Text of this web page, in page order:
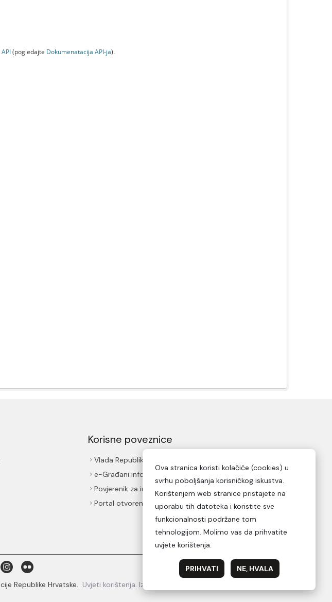
API(pogledajte Dokumenаtаcijа API-jа).